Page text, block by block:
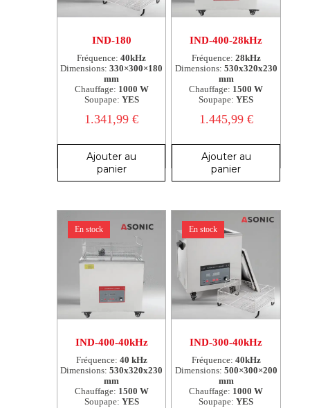
IND-180
Fréquence: 40kHz
Dimensions: 330×300×180
mm
Chauffage: 1000 W
Soupape: YES
1.341,99€
Ajouter au
panier
IND-400-28kHz
Fréquence: 28kHz
Dimensions: 530x320x230
mm
Chauffage: 1500 W
Soupape: YES
1.445,99 €
Ajouter au
panier
En stock
IND-400-40kHz
Fréquence: 40 kHz
Dimensions: 530x320x230
mm
Chauffage: 1500 W
Soupape: YES
En stock
IND-300-40kHz
Fréquence: 40kHz
Dimensions: 500×300×200
mm
Chauffage: 1000 W
Soupape: YES